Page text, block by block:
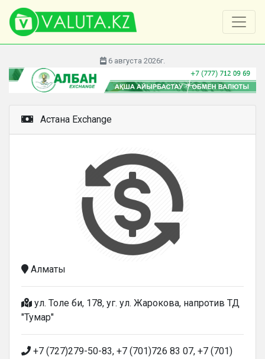
6 августа 2026г.
Астана Exchange
Алматы
ул. Толе би, 178, уг. ул. Жарокова, напротив ТД
"Тумар"
+7 (727)279-50-83, +7 (701)726 83 07, +7 (701)